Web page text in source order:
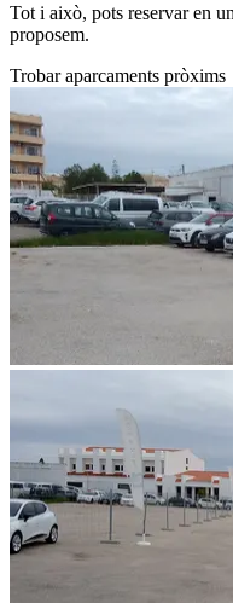
Tot i això, pots reservar en
proposem.
Trobar aparcaments pròxims